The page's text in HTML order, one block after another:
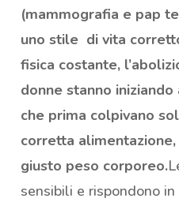
(mammografia e pap
uno stile di vita
fisica costante,
donne stanno
che prima colpivano
corretta
giusto peso corporeo.
sensibili e rispondono